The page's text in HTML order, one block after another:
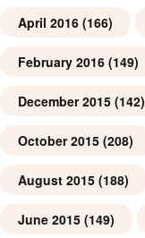
April 2016 (166)
February 2016 (149)
December 2015 (142)
October 2015 (208)
August 2015 (188)
June 2015 (149)